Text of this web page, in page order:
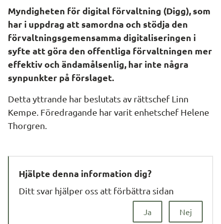
Myndigheten för digital förvaltning (Digg), som
har i uppdrag att samordna och stödja den
förvaltningsgemensamma digitaliseringen i
syfte att göra den offentliga förvaltningen mer
effektiv och ändamålsenlig, har inte några
synpunkter på förslaget.
Detta yttrande har beslutats av rättschef Linn
Kempe. Föredragande har varit enhetschef Helene
Thorgren.
Hjälpte denna information dig?
Nej
Ja
Ditt svar hjälper oss att förbättra sidan